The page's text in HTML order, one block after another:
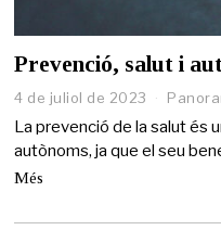
Prevenció, salut i
4 de juliol de 2023
6
e
j
La prevenció de la salut és
autònoms, ja que el seu
Més